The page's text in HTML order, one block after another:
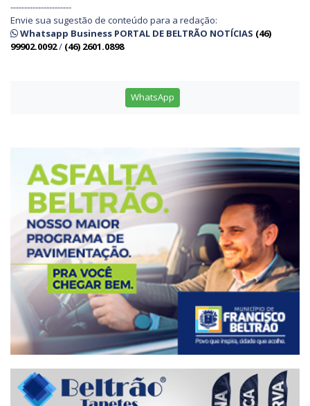
----------------------
Envie sua sugestão de conteúdo para a redação:
Whatsapp Business PORTAL DE BELTRÃO NOTÍCIAS (46)
99902.0092/ (46) 2601.0898
WhatsApp